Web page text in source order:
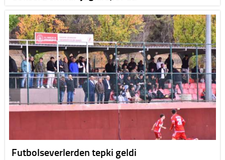
Futbolseverlerden tepki geldi